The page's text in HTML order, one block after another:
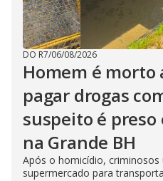
DO R7/06/08/2026
Homem é
pagar drogas
suspeito é preso
na Grande BH
Após o homicídio,
supermercado para